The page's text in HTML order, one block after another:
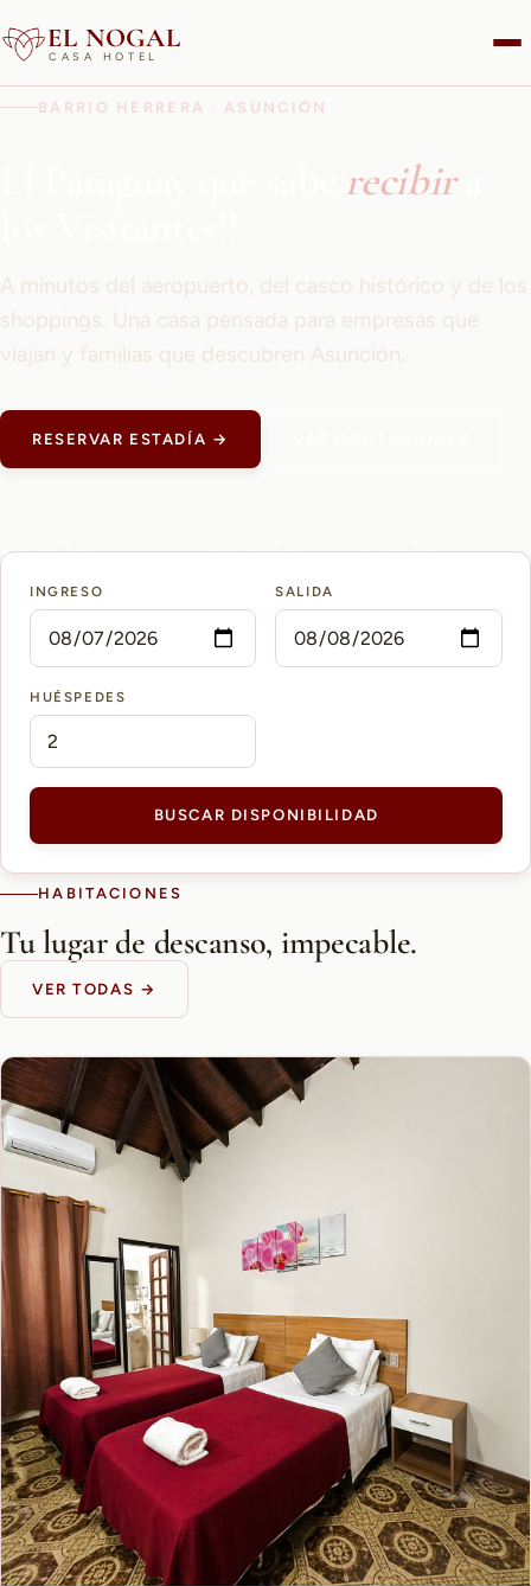
EL NOGAL
CASA HOTEL
BARRIO HERRERA · ASUNCIÓN
recibira
A minutos del aeropuerto, del casco histórico y de los
shoppings. Una casa pensada para empresas que
viajan y familias que descubren Asunción.
RESERVAR ESTADÍA →
15 min
AEROPUERTO PETTIROSSI
10 min
CASCO HISTÓRICO
5 min
INGRESO SALIDA
HUÉSPEDES
BUSCAR DISPONIBILIDAD
HABITACIONES
Tu lugar de descanso, impecable.
VER TODAS →